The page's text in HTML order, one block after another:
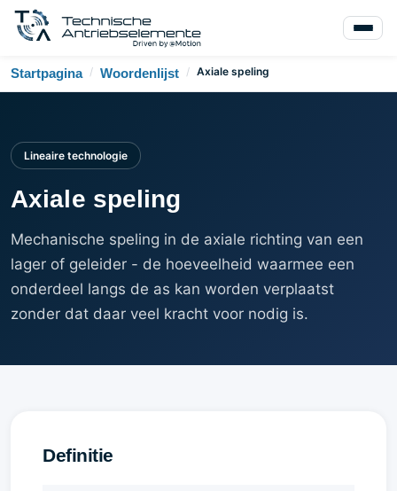
Startpagina / Woordenlijst / Axiale speling
Lineaire technologie
Axiale speling
Mechanische speling in de axiale richting van een
lager of geleider - de hoeveelheid waarmee een
onderdeel langs de as kan worden verplaatst
zonder dat daar veel kracht voor nodig is.
Definitie